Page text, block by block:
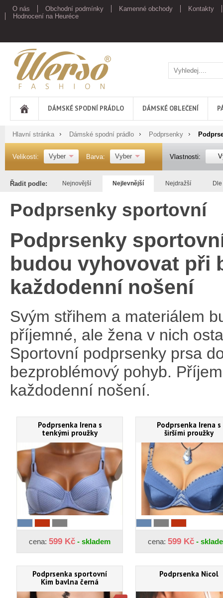
O nás Obchodní podmínky Kamenné obchody
Kontakty
Hodnocení na Heuréce
Werso
DÁMSKÉ SPODNÍ PRÁDLO DÁMSKÉ OBLEČENÍ
Hlavní stránka Dámské spodní prádlo Podprsenky
Velikosti: Vyber Barva: Vyber Vlastnosti:
Řadit podle: Nejnovější Nejlevnější Nejdražší
Podprsenky sportovní
Podprsenky
budou vyhovovat při
každodenní nošení
Svým střihem a materiálem
příjemné, ale žena v nich
Sportovní podprsenky prsa
bezproblémový pohyb.
každodenní nošení.
Podprsenka Irena s
tenkými proužky
cena: 599 Kč - skladem
Podprsenka Irena s
širšími proužky
cena: 599 Kč -
Podprsenka sportovní
Kim bavlna černá
Podprsenka Nicol